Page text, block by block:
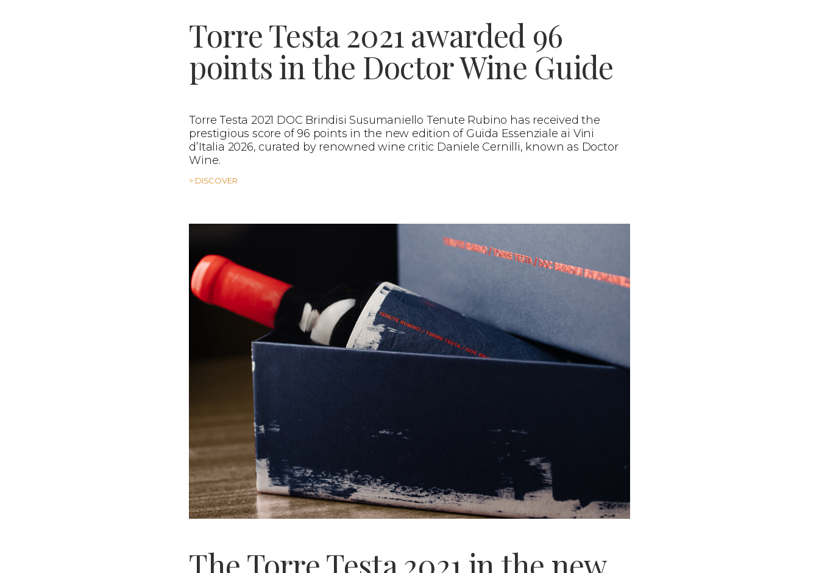
Torre Testa 2021 awarded 96
points in the Doctor Wine Guide
Torre Testa 2021 DOC Brindisi Susumaniello Tenute Rubino has received the
prestigious score of 96 points in the new edition of Guida Essenziale ai Vini
d’Italia 2026, curated by renowned wine critic Daniele Cernilli, known as Doctor
Wine.
> DISCOVER
The Torre Testa 2021 in the new